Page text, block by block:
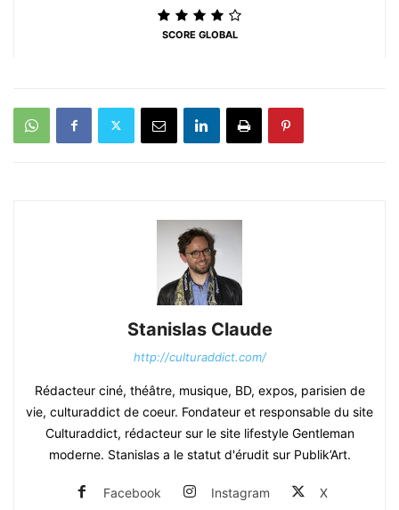
SCORE GLOBAL
Stanislas Claude
http://culturaddict.com/
Rédacteur ciné, théâtre, musique, BD, expos, parisien de
vie, culturaddict de coeur. Fondateur et responsable du site
Culturaddict, rédacteur sur le site lifestyle Gentleman
moderne. Stanislas a le statut d'érudit sur Publik’Art.
Facebook Instagram X